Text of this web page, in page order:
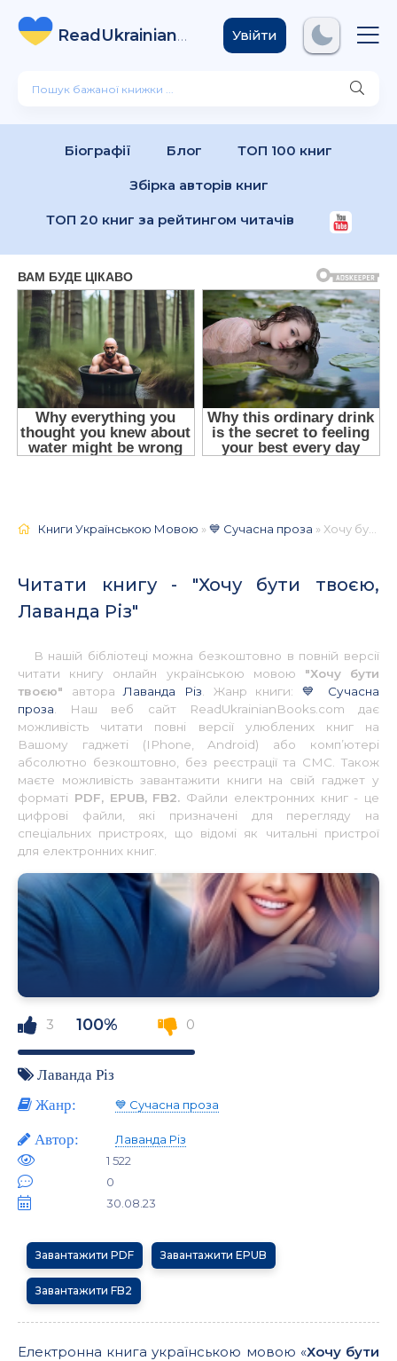
ReadUkrainian
Books .com
Увійти
Біографії Блог ТОП 100 книг
Збірка авторів книг
ТОП 20 книг за рейтингом читачів
Книги Українською Мовою »💙 Сучасна проза » Хочу бути твоєю, Лаванда Різ 📚 - Українською
Читати книгу - "Хочу бути твоєю,
Лаванда Різ"
В нашій бібліотеці можна безкоштовно в повній версії
читати книгу онлайн українською мовою "Хочу бути
твоєю" автора Лаванда Різ . Жанр книги: 💙 Сучасна
проза . Наш веб сайт ReadUkrainianBooks.com дає
можливість читати повні версії улюблених книг на
Вашому гаджеті (IPhone, Android) або комп’ютері
абсолютно безкоштовно, без реєстрації та СМС. Також
маєте можливість завантажити книги на свій гаджет у
форматі PDF, EPUB, FB2. Файли електронних книг - це
цифрові файли, які призначені для перегляду на
спеціальних пристроях, що відомі як читальні пристрої
для електронних книг.
3 100% 0
Лаванда Різ
Жанр:
💙 Сучасна проза
Автор:
Лаванда Різ
1 522
0
30.08.23
Завантажити PDF Завантажити EPUB
Завантажити FB2
Електронна книга українською мовою «Хочу бути